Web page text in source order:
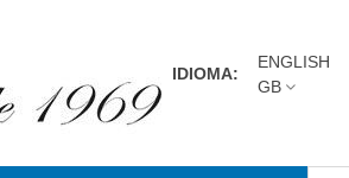
IDIOMA:
ENGLISH
GB